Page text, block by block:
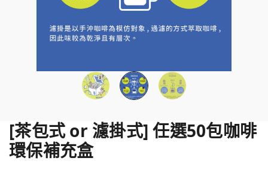
[茶包式 or 濾掛式] 任選50包咖啡
環保補充盒